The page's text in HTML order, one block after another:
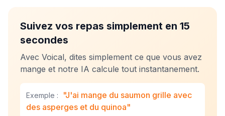
Suivez vos repas simplement en 15
secondes
Avec Voical, dites simplement ce que vous avez
mange et notre IA calcule tout instantanement.
Exemple :
"J'ai mange du saumon grille avec
des asperges et du quinoa"